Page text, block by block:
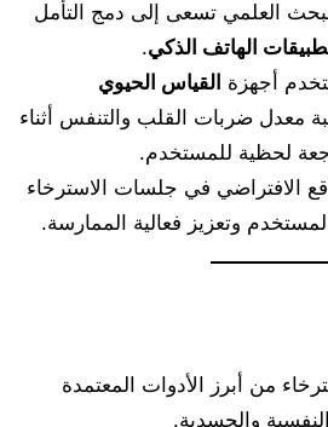
العلمي تسعى إلى دمج التأمل
الهاتف الذكي.
أجهزة القياس الحيوي
معدل ضربات القلب والتنفس أثناء
لحظية للمستخدم.
الافتراضي في جلسات الاسترخاء
وتعزيز فعالية الممارسة.
من أبرز الأدوات المعتمدة
والجسدية.